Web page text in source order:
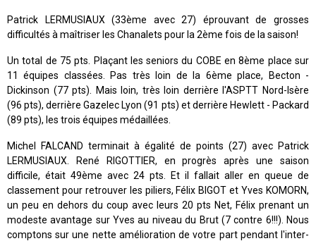
Patrick LERMUSIAUX (33ème avec 27) éprouvant de grosses
difficultés à maîtriser les Chanalets pour la 2ème fois de la saison!
Un total de 75 pts. Plaçant les seniors du COBE en 8ème place sur
11 équipes classées. Pas très loin de la 6ème place, Becton -
Dickinson (77 pts). Mais loin, très loin derrière l'ASPTT Nord-Isère
(96 pts), derrière Gazelec Lyon (91 pts) et derrière Hewlett - Packard
(89 pts), les trois équipes médaillées.
Michel FALCAND terminait à égalité de points (27) avec Patrick
LERMUSIAUX. René RIGOTTIER, en progrès après une saison
difficile, était 49ème avec 24 pts. Et il fallait aller en queue de
classement pour retrouver les piliers, Félix BIGOT et Yves KOMORN,
un peu en dehors du coup avec leurs 20 pts Net, Félix prenant un
modeste avantage sur Yves au niveau du Brut (7 contre 6!!!). Nous
comptons sur une nette amélioration de votre part pendant l'inter-